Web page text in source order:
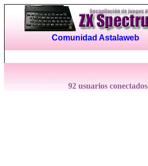
Comunidad Astalaweb
92 usuarios conectados